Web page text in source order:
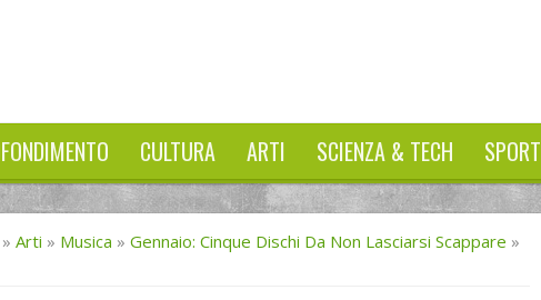
CULTURA ARTI SCIENZA & TECH SPORT
» Arti » Musica » Gennaio: Cinque Dischi Da Non Lasciarsi Scappare »